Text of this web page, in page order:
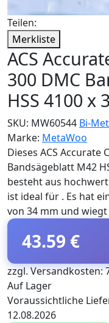
Teilen:
Merkliste
ACS
300 DMC
HSS 4100 x
SKU: MW60544 Bi-
Marke: MetaWoo
Dieses ACS Accurate
Bandsägeblatt M42
besteht aus
ist ideal für . Es hat
von 34 mm und wiegt
43.59 €
zzgl. Versandkosten:
Auf Lager
Voraussichtliche
12.08.2026